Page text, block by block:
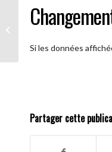
Si les données
Partager cette
AA Humilité ( Atelier: